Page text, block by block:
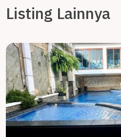
Listing Lainnya